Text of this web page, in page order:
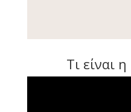
Τι είναι